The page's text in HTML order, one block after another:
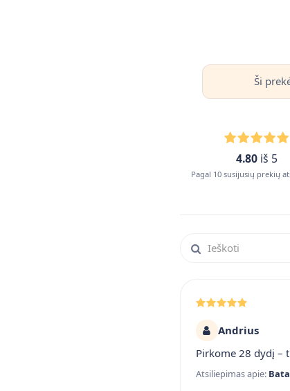
Ši
4.80 iš 5
Pagal 10 susijusių prekių
Ieškoti atsiliepimuose
Andrius
Pirkome 28 dydį –
Atsiliepimas apie: